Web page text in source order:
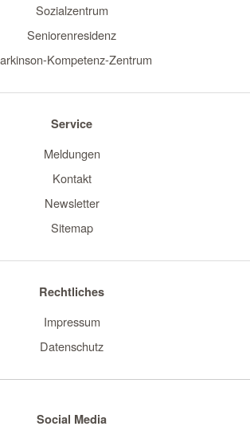
Sozialzentrum
Seniorenresidenz
Kompetenz-Zentrum
Service
Meldungen
Kontakt
Newsletter
Sitemap
Rechtliches
Impressum
Datenschutz
Social Media